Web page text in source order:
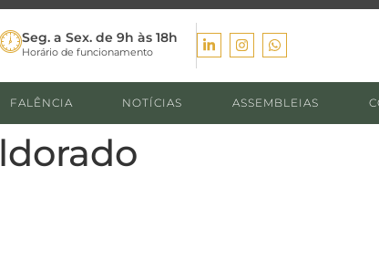
Seg. a Sex. de 9h às 18h
Horário de funcionamento
FALÊNCIA NOTÍCIAS ASSEMBLEIAS